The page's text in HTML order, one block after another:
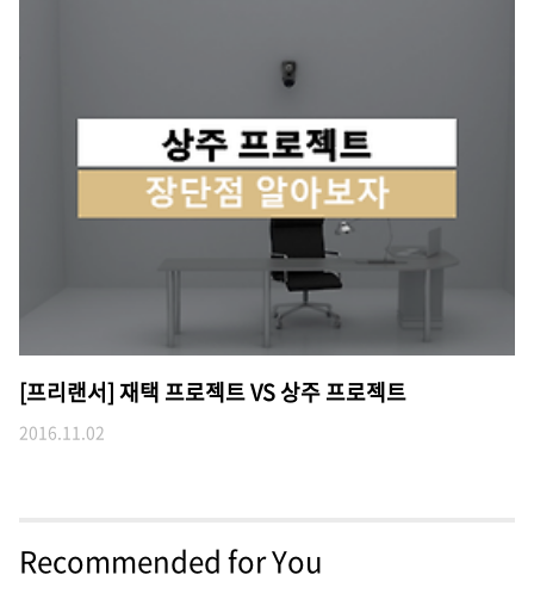
[프리랜서] 재택 프로젝트 VS 상주 프로젝트
2016.11.02
Recommended for You